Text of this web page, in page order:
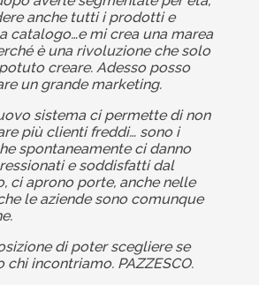
anche tutti i prodotti e
catalogo…e mi crea una marea
è una rivoluzione che solo
creare. Adesso posso
un grande marketing.
sistema ci permette di non
più clienti freddi… sono i
spontaneamente ci danno
e soddisfatti dal
ci aprono porte, anche nelle
le aziende sono comunque
di poter scegliere se
chi incontriamo. PAZZESCO.